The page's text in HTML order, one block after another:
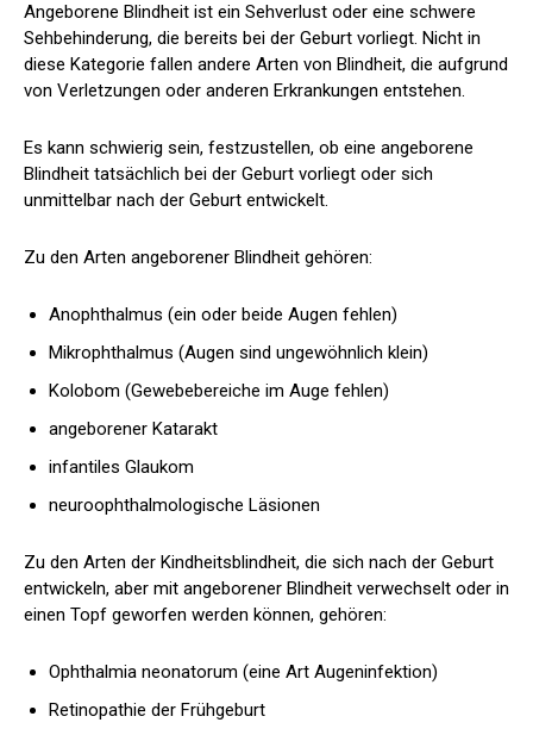
Angeborene Blindheit ist ein Sehverlust oder eine schwere
Sehbehinderung, die bereits bei der Geburt vorliegt. Nicht in
diese Kategorie fallen andere Arten von Blindheit, die aufgrund
von Verletzungen oder anderen Erkrankungen entstehen.
Es kann schwierig sein, festzustellen, ob eine angeborene
Blindheit tatsächlich bei der Geburt vorliegt oder sich
unmittelbar nach der Geburt entwickelt.
Zu den Arten angeborener Blindheit gehören:
Anophthalmus (ein oder beide Augen fehlen)
Mikrophthalmus (Augen sind ungewöhnlich klein)
Kolobom (Gewebebereiche im Auge fehlen)
angeborener Katarakt
infantiles Glaukom
neuroophthalmologische Läsionen
Zu den Arten der Kindheitsblindheit, die sich nach der Geburt
entwickeln, aber mit angeborener Blindheit verwechselt oder in
einen Topf geworfen werden können, gehören:
Ophthalmia neonatorum (eine Art Augeninfektion)
Retinopathie der Frühgeburt